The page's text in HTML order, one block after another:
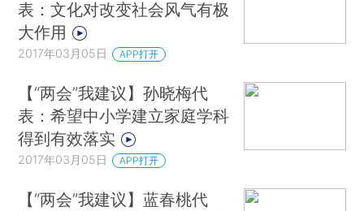
表：文化对改变社会风气有极
大作用
2017年03月05日 APP打开
【“两会”我建议】孙晓梅代
表：希望中小学建立家庭学科
得到有效落实
2017年03月05日 APP打开
【“两会”我建议】蓝春桃代